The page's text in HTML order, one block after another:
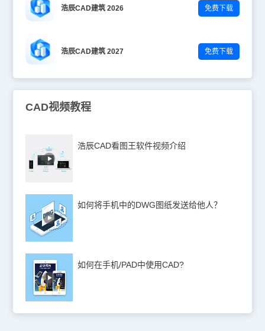
浩辰CAD建筑 2026 免费下载
浩辰CAD建筑 2027 免费下载
CAD视频教程
浩辰CAD看图王软件视频介绍
如何将手机中的DWG图纸发送给他人？
如何在手机/PAD中使用CAD?